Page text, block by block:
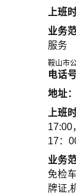
上班
业务
服务
鞍山市
电话
地址：
上班
17:00
17：
业务
免检
牌证,